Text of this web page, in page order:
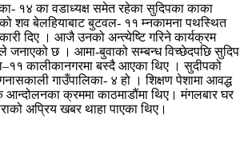
१४ का वडाध्यक्ष समेत रहेका सुदिपका काका
शव बेलहियाबाट बुटवल- ११ म्नकामना पथस्थित
दिए । आजै उनको अन्त्येष्टि गरिने कार्यक्रम
जनाएको छ । आमा-बुवाको सम्बन्ध विच्छेदपछि सुदिप
कालीकानगरमा बस्दै आएका थिए । सुदीपको
गाउँपालिका- ४ हो । शिक्षण पेशामा आवद्ध
आन्दोलनका क्रममा काठमाडौंमा थिए। मंगलबार घर
अप्रिय खबर थाहा पाएका थिए।